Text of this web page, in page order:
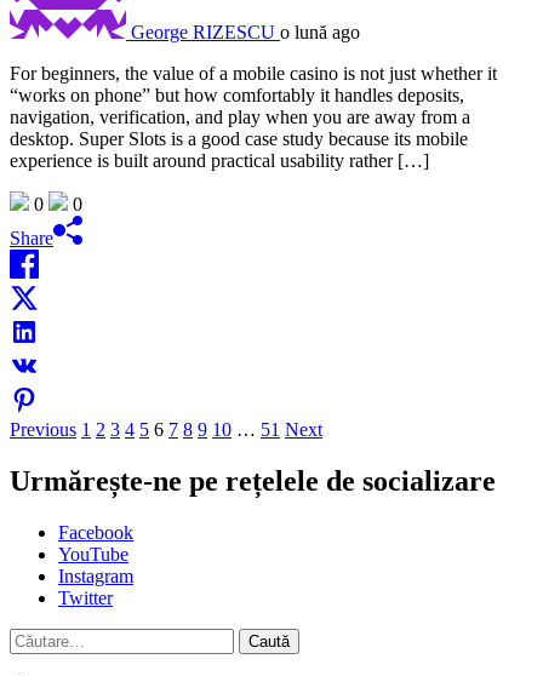
George RIZESCU o lună ago
For beginners, the value of a mobile casino is not just whether it
“works on phone” but how comfortably it handles deposits,
navigation, verification, and play when you are away from a
desktop. Super Slots is a good case study because its mobile
experience is built around practical usability rather […]
0
0
Share
Paginație
articole
Previous 1 2 3 4 5 6 7 8 9 10 … 51 Next
Urmărește-ne pe rețelele de socializare
Facebook
YouTube
Instagram
Twitter
Caută
după: